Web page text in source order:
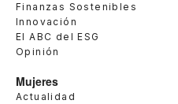
Finanzas Sostenibles
Innovación
El ABC del ESG
Opinión
Mujeres
Actualidad